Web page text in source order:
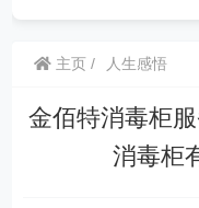
主页 人生感悟
金佰特消毒柜
消毒柜